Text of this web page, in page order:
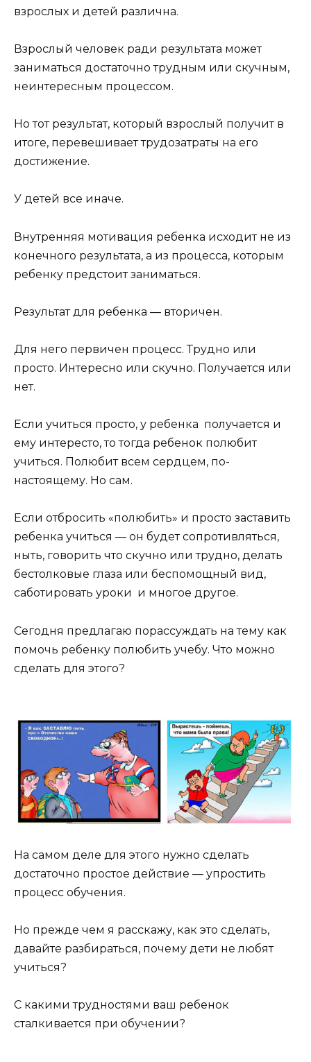
взрослых и детей различна.
Взрослый человек ради результата может
заниматься достаточно трудным или скучным,
неинтересным процессом.
Но тот результат, который взрослый получит в
итоге, перевешивает трудозатраты на его
достижение.
У детей все иначе.
Внутренняя мотивация ребенка исходит не из
конечного результата, а из процесса, которым
ребенку предстоит заниматься.
Результат для ребенка — вторичен.
Для него первичен процесс. Трудно или
просто. Интересно или скучно. Получается или
нет.
Если учиться просто, у ребенка получается и
ему интересто, то тогда ребенок полюбит
учиться. Полюбит всем сердцем, по-
настоящему. Но сам.
Если отбросить «полюбить» и просто заставить
ребенка учиться — он будет сопротивляться,
ныть, говорить что скучно или трудно, делать
бестолковые глаза или беспомощный вид,
саботировать уроки и многое другое.
Сегодня предлагаю порассуждать на тему как
помочь ребенку полюбить учебу. Что можно
сделать для этого?
На самом деле для этого нужно сделать
достаточно простое действие — упростить
процесс обучения.
Но прежде чем я расскажу, как это сделать,
давайте разбираться, почему дети не любят
учиться?
С какими трудностями ваш ребенок
сталкивается при обучении?